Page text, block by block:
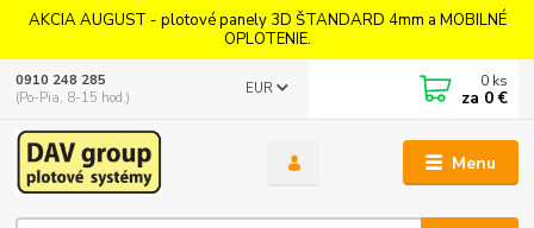
AKCIA AUGUST - plotové panely 3D ŠTANDARD 4mm a MOBILNÉ
OPLOTENIE.
Menu
EUR
0910 248 285
(Po-Pia, 8-15 hod.)
0 ks
za 0 €